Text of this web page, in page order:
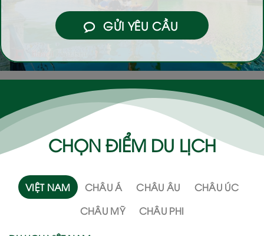
GỬI YÊU CẦU
CHỌN ĐIỂM DU LỊCH
VIỆT NAM CHÂU Á CHÂU ÂU
CHÂU ÚC
CHÂU MỸ
CHÂU PHI